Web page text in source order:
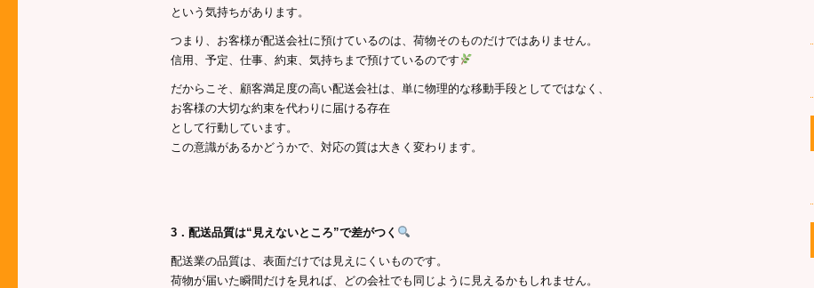
という気持ちがあります。
つまり、お客様が配送会社に預けているのは、荷物そのものだけではありません。
信用、予定、仕事、約束、気持ちまで預けているのです
だからこそ、顧客満足度の高い配送会社は、単に物理的な移動手段としてではなく、
お客様の大切な約束を代わりに届ける存在
として行動しています。
この意識があるかどうかで、対応の質は大きく変わります。
3．配送品質は“見えないところ”で差がつく
配送業の品質は、表面だけでは見えにくいものです。
荷物が届いた瞬間だけを見れば、どの会社でも同じように見えるかもしれません。